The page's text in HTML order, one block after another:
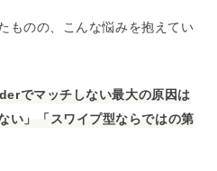
ものの、こんな悩みを抱えてい
でマッチしない最大の原因は
い」「スワイプ型ならではの第